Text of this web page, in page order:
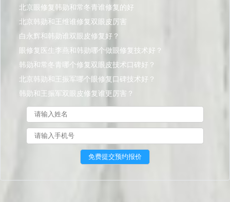
北京眼修复韩勋和常冬青谁修复的好
北京韩勋和王维谁修复双眼皮厉害
白永辉和韩勋谁双眼皮修复好？
眼修复医生李燕和韩勋哪个做眼修复技术好？
韩勋和常冬青哪个修复双眼皮技术口碑好？
北京韩勋和王振军哪个眼修复口碑技术好？
韩勋和王振军双眼皮修复谁更厉害？